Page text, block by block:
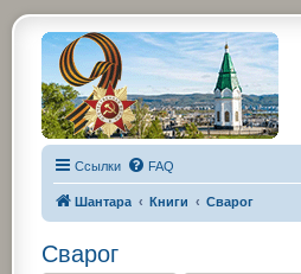
Ссылки FAQ
Шантара Книги Сварог
Сварог